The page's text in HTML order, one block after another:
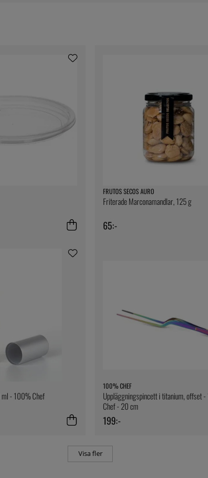
FRUTOS SECOS AURO
Friterade Marconamandlar, 125 g
65:-
- 100% Chef
100% CHEF
Uppläggningspincett i titanium, offset
Chef - 20 cm
199:-
Visa fler